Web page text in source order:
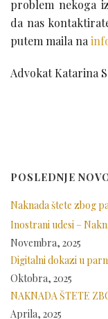
problem nekoga
da nas
putem maila na
Advokat Katarina
POSLEDNJE
Naknada štete zbog
Inostrani udesi –
Novembra, 2025
Digitalni dokazi u
Oktobra, 2025
NAKNADA ŠTETE
Aprila, 2025